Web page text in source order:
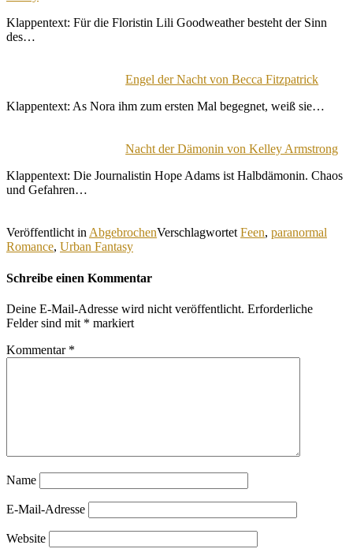
Klappentext: Für die Floristin Lili Goodweather besteht der Sinn
des…
Engel der Nacht von Becca Fitzpatrick
Klappentext: As Nora ihm zum ersten Mal begegnet, weiß sie…
Nacht der Dämonin von Kelley Armstrong
Klappentext: Die Journalistin Hope Adams ist Halbdämonin. Chaos
und Gefahren…
Veröffentlicht in AbgebrochenVerschlagwortet Feen, paranormal
Romance, Urban Fantasy
Schreibe einen Kommentar
Deine E-Mail-Adresse wird nicht veröffentlicht. Erforderliche
Felder sind mit * markiert
Kommentar *
Name
E-Mail-Adresse
Website